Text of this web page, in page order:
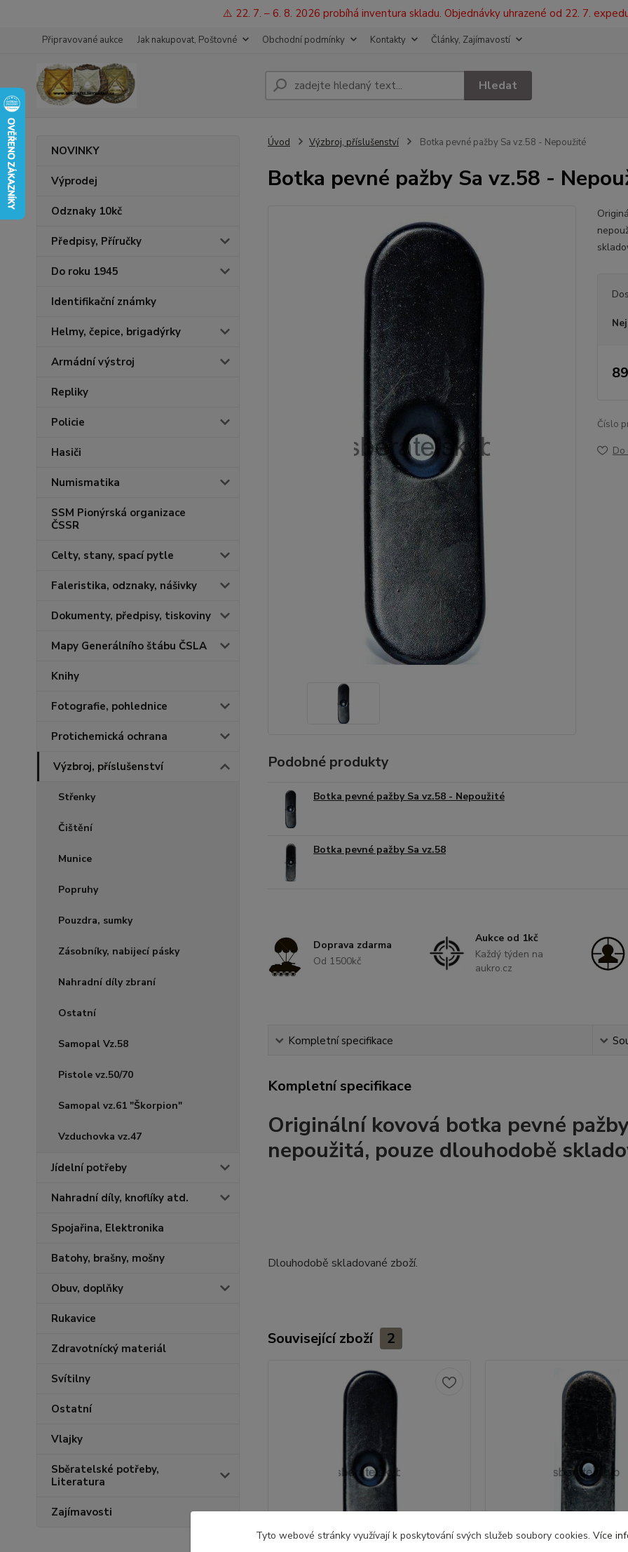
⚠️ 22. 7. – 6. 8. 2026 probíhá inventura skladu. Objednávky uhrazené od 22. 7.
Připravované aukce Jak nakupovat, Poštovné Obchodní podmínky Kontakty Články, Zajímavostí
Hledat
NOVINKY
Výprodej
Odznaky 10kč
Předpisy, Příručky
Do roku 1945
Identifikační známky
Helmy, čepice, brigadýrky
Armádní výstroj
Repliky
Policie
Hasiči
Numismatika
SSM Pionýrská organizace
ČSSR
Celty, stany, spací pytle
Faleristika, odznaky, nášivky
Dokumenty, předpisy, tiskoviny
Mapy Generálního štábu ČSLA
Knihy
Fotografie, pohlednice
Protichemická ochrana
Výzbroj, příslušenství
Střenky
Čištění
Munice
Popruhy
Pouzdra, sumky
Zásobníky, nabijecí pásky
Nahradní díly zbraní
Ostatní
Samopal Vz.58
Pistole vz.50/70
Samopal vz.61 "Škorpion"
Vzduchovka vz.47
Jídelní potřeby
Nahradní díly, knoflíky atd.
Spojařina, Elektronika
Batohy, brašny, mošny
Obuv, doplňky
Rukavice
Zdravotnícký materiál
Svítilny
Ostatní
Vlajky
Sběratelské potřeby,
Literatura
Zajímavosti
Úvod Výzbroj, příslušenství Botka pevné pažby Sa vz.58 - Nepoužité
Botka pevné pažby Sa vz.58 -
Číslo
Do
Podobné produkty
Botka pevné pažby Sa vz.58 - Nepoužité
Botka pevné pažby Sa vz.58
Doprava zdarma
Od 1500kč
Aukce od 1kč
Každý týden na
aukro.cz
Kompletní specifikace
Kompletní specifikace
Originální kovová botka pevné
nepoužitá, pouze dlouhodobě
Dlouhodobě skladované zboží.
Související zboží 2
Tyto webové stránky využívají k poskytování svých služeb soubory cookies. Více